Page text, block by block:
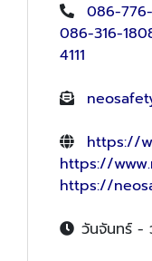
086-
086-316-
4111
https://
https://
https://
วันจันทร์ -